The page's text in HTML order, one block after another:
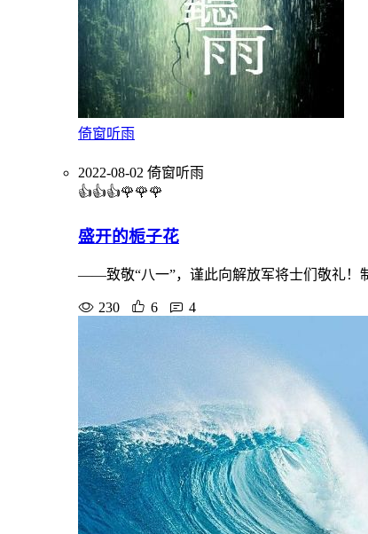
倚窗听雨
2022-08-02 倚窗听雨
👍👍👍🌹🌹🌹
盛开的栀子花
——致敬“八一”，谨此向解放军将士们敬礼！
230 6 4